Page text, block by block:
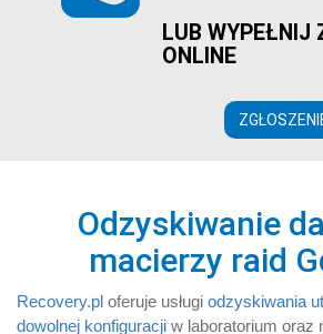
Sprawdź
LUB WYPEŁNIJ
ONLINE
Odzyskiwanie
macierzy raid
Recovery.pl oferuje usługi odzyskiwania
dowolnej konfiguracji w laboratorium oraz